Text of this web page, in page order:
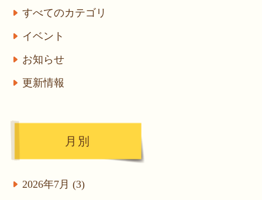
すべてのカテゴリ
イベント
お知らせ
更新情報
月別
2026年7月 (3)